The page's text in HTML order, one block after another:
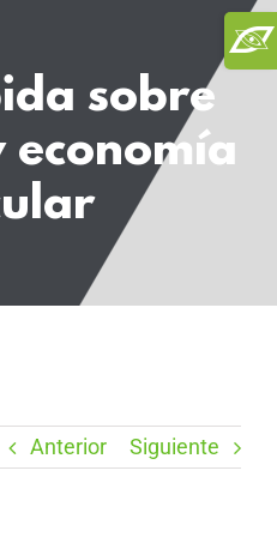
sobre
economía
Anterior Siguiente